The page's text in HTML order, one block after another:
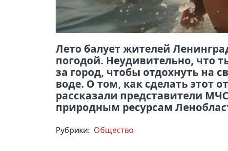
Лето балует жителей
погодой. Неудивительно, что
за город, чтобы отдохнуть на
воде. О том, как сделать этот
рассказали представители
природным ресурсам
Рубрики: Общество